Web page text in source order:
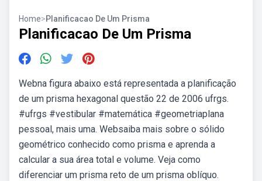
Home>Planificacao De Um Prisma
Planificacao De Um Prisma
Webna figura abaixo está representada a planificação
de um prisma hexagonal questão 22 de 2006 ufrgs.
#ufrgs #vestibular #matemática #geometriaplana
pessoal, mais uma. Websaiba mais sobre o sólido
geométrico conhecido como prisma e aprenda a
calcular a sua área total e volume. Veja como
diferenciar um prisma reto de um prisma oblíquo.